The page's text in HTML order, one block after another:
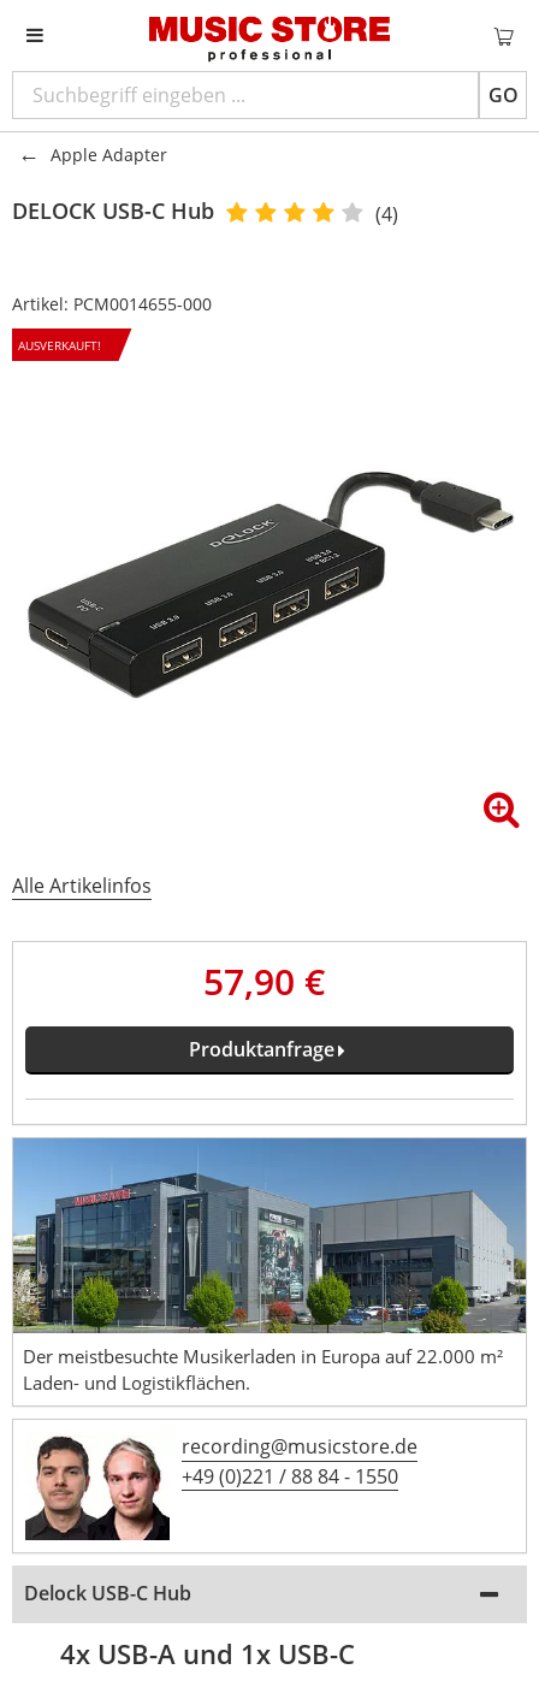
GO
Apple Adapter
DELOCK USB-C Hub (4)
Artikel: PCM0014655-000
AUSVERKAUFT!
Alle Artikelinfos
57,90 €
Produktanfrage
Der meistbesuchte Musikerladen in Europa auf 22.000 m²
Laden- und Logistikflächen.
recording@musicstore.de
+49 (0)221 / 88 84 - 1550
Delock USB-C Hub
4x USB-A und 1x USB-C